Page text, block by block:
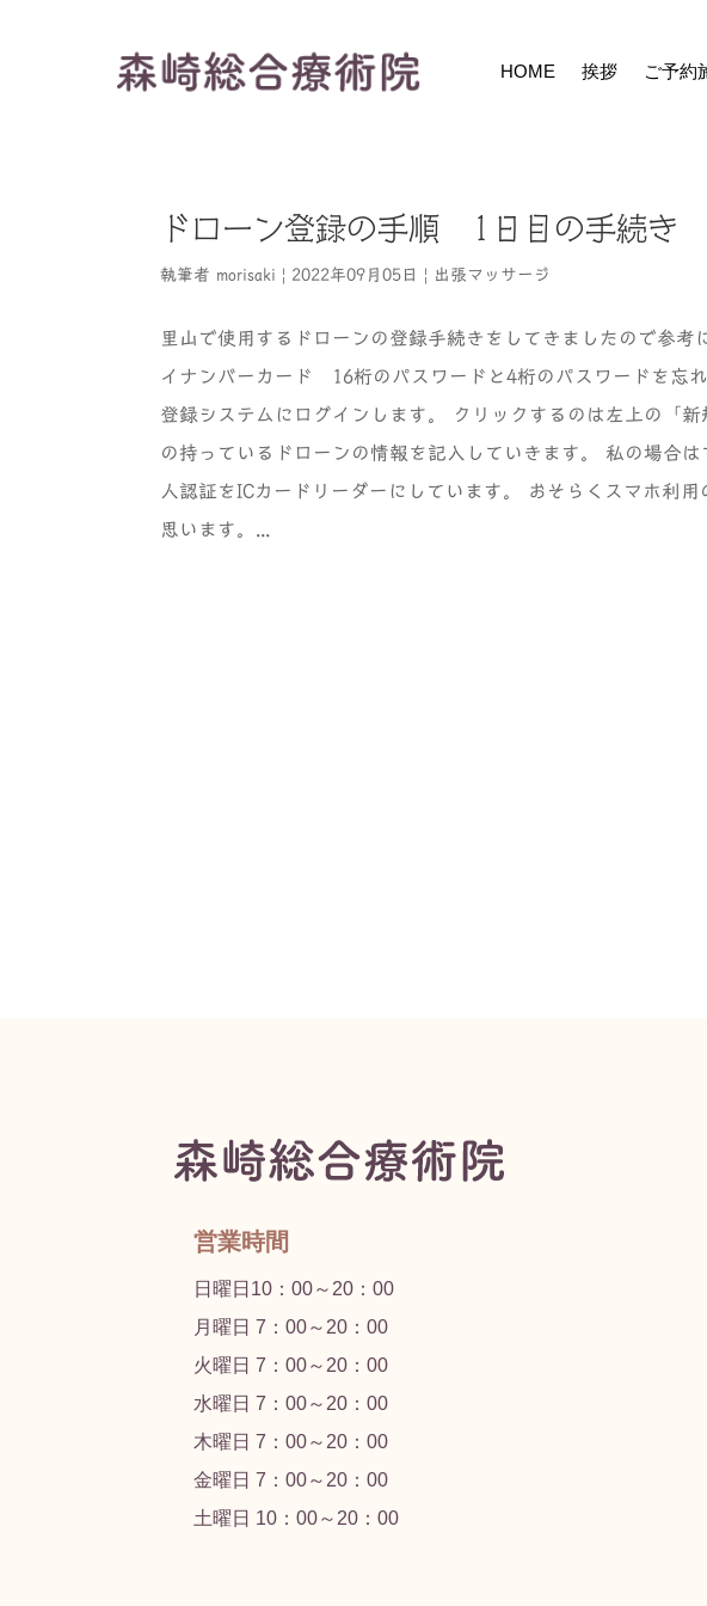
HOME 挨拶 ご予約
ドローン登録の手順 1日目の手続き
執筆者 morisaki | 2022年09月05日 | 出張マッサージ
里山で使用するドローンの登録手続きをしてきましたので参
イナンバーカード 16桁のパスワードと4桁のパスワードを忘
登録システムにログインします。 クリックするのは左上の「
の持っているドローンの情報を記入していきます。 私の場合
人認証をICカードリーダーにしています。 おそらくスマホ利
思います。...
営業時間
日曜日10：00～20：00
月曜日 7：00～20：00
火曜日 7：00～20：00
水曜日 7：00～20：00
木曜日 7：00～20：00
金曜日 7：00～20：00
土曜日 10：00～20：00